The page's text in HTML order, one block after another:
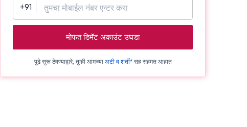
+91
मोफत डिमॅट अकाउंट उघडा
पुढे सुरू ठेवण्याद्वारे, तुम्ही आमच्या अटी व शर्ती*सह सहमत आहात